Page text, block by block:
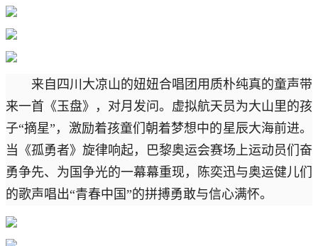
来自四川大凉山的妞妞合唱团用质朴纯真的童声带
来一首《玉盘》，对月发问。虚拟航天员为大山里的孩
子“摘星”，激励着孩童们朝着梦想中的星辰大海前进。
当《孤勇者》旋律响起，巴黎奥运会赛场上运动员们奋
勇争先、为国争光的一幕幕重现，陈奕迅与奥运健儿们
的歌声唱出“青春中国”的拼搏勇敢与信心满怀。